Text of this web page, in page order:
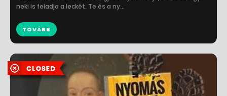
neki is feladja a leckét. Te és a ny...
TOVÁBB